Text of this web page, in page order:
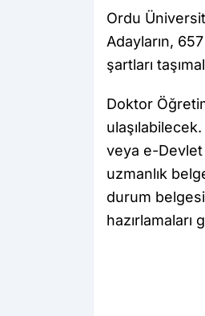
Ordu
Adayların,
şartları
Doktor
veya e-Devlet
uzmanlık
durum belgesi
hazırlamaları